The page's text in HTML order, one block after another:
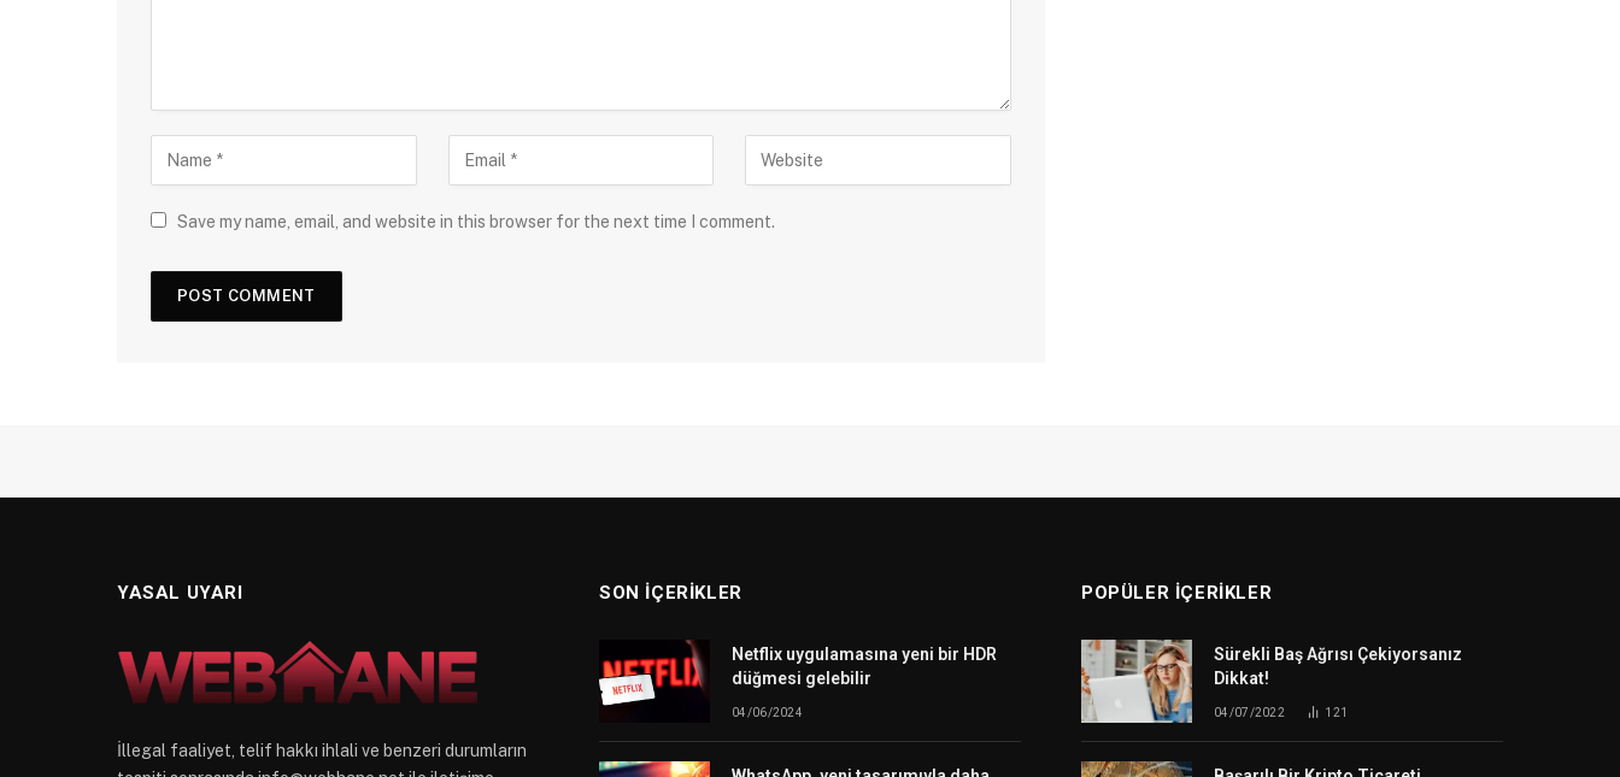
Save my name, email, and website in this browser for the next time I comment.
YASAL UYARI
İllegal faaliyet, telif hakkı ihlali ve benzeri durumların
SON İÇERIKLER
Netflix uygulamasına yeni bir HDR
düğmesi gelebilir
04/06/2024
POPÜLER İÇERIKLER
Sürekli Baş Ağrısı Çekiyorsanız
Dikkat!
04/07/2022 121